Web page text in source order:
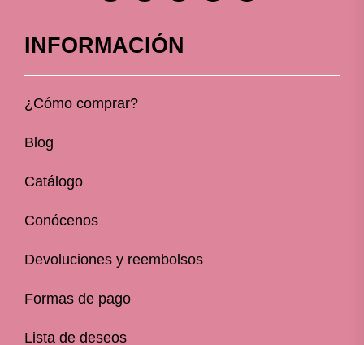
INFORMACIÓN
¿Cómo comprar?
Blog
Catálogo
Conócenos
Devoluciones y reembolsos
Formas de pago
Lista de deseos